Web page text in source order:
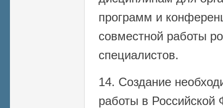
программ и
совместной работы
специалистов.
14. Создание
работы в Российской